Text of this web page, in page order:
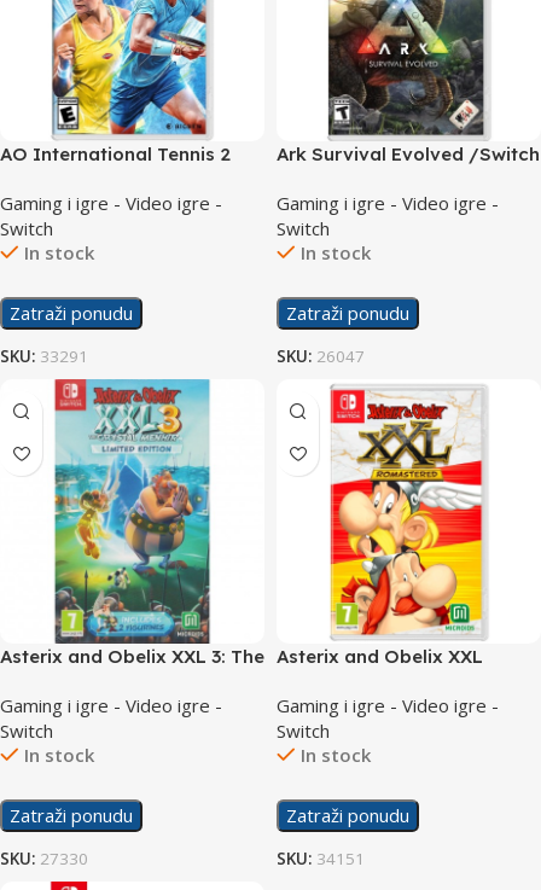
AO International Tennis 2
Gaming i igre - Video igre -
Switch
In stock
Zatraži ponudu
SKU: 33291
Ark Survival Evolved /Switch
Gaming i igre - Video igre -
Switch
In stock
Zatraži ponudu
SKU: 26047
Asterix and Obelix XXL 3: The
Edition /Switch
Gaming i igre - Video igre -
Switch
In stock
Zatraži ponudu
SKU: 27330
Asterix and Obelix XXL
Gaming i igre - Video igre -
Switch
In stock
Zatraži ponudu
SKU: 34151